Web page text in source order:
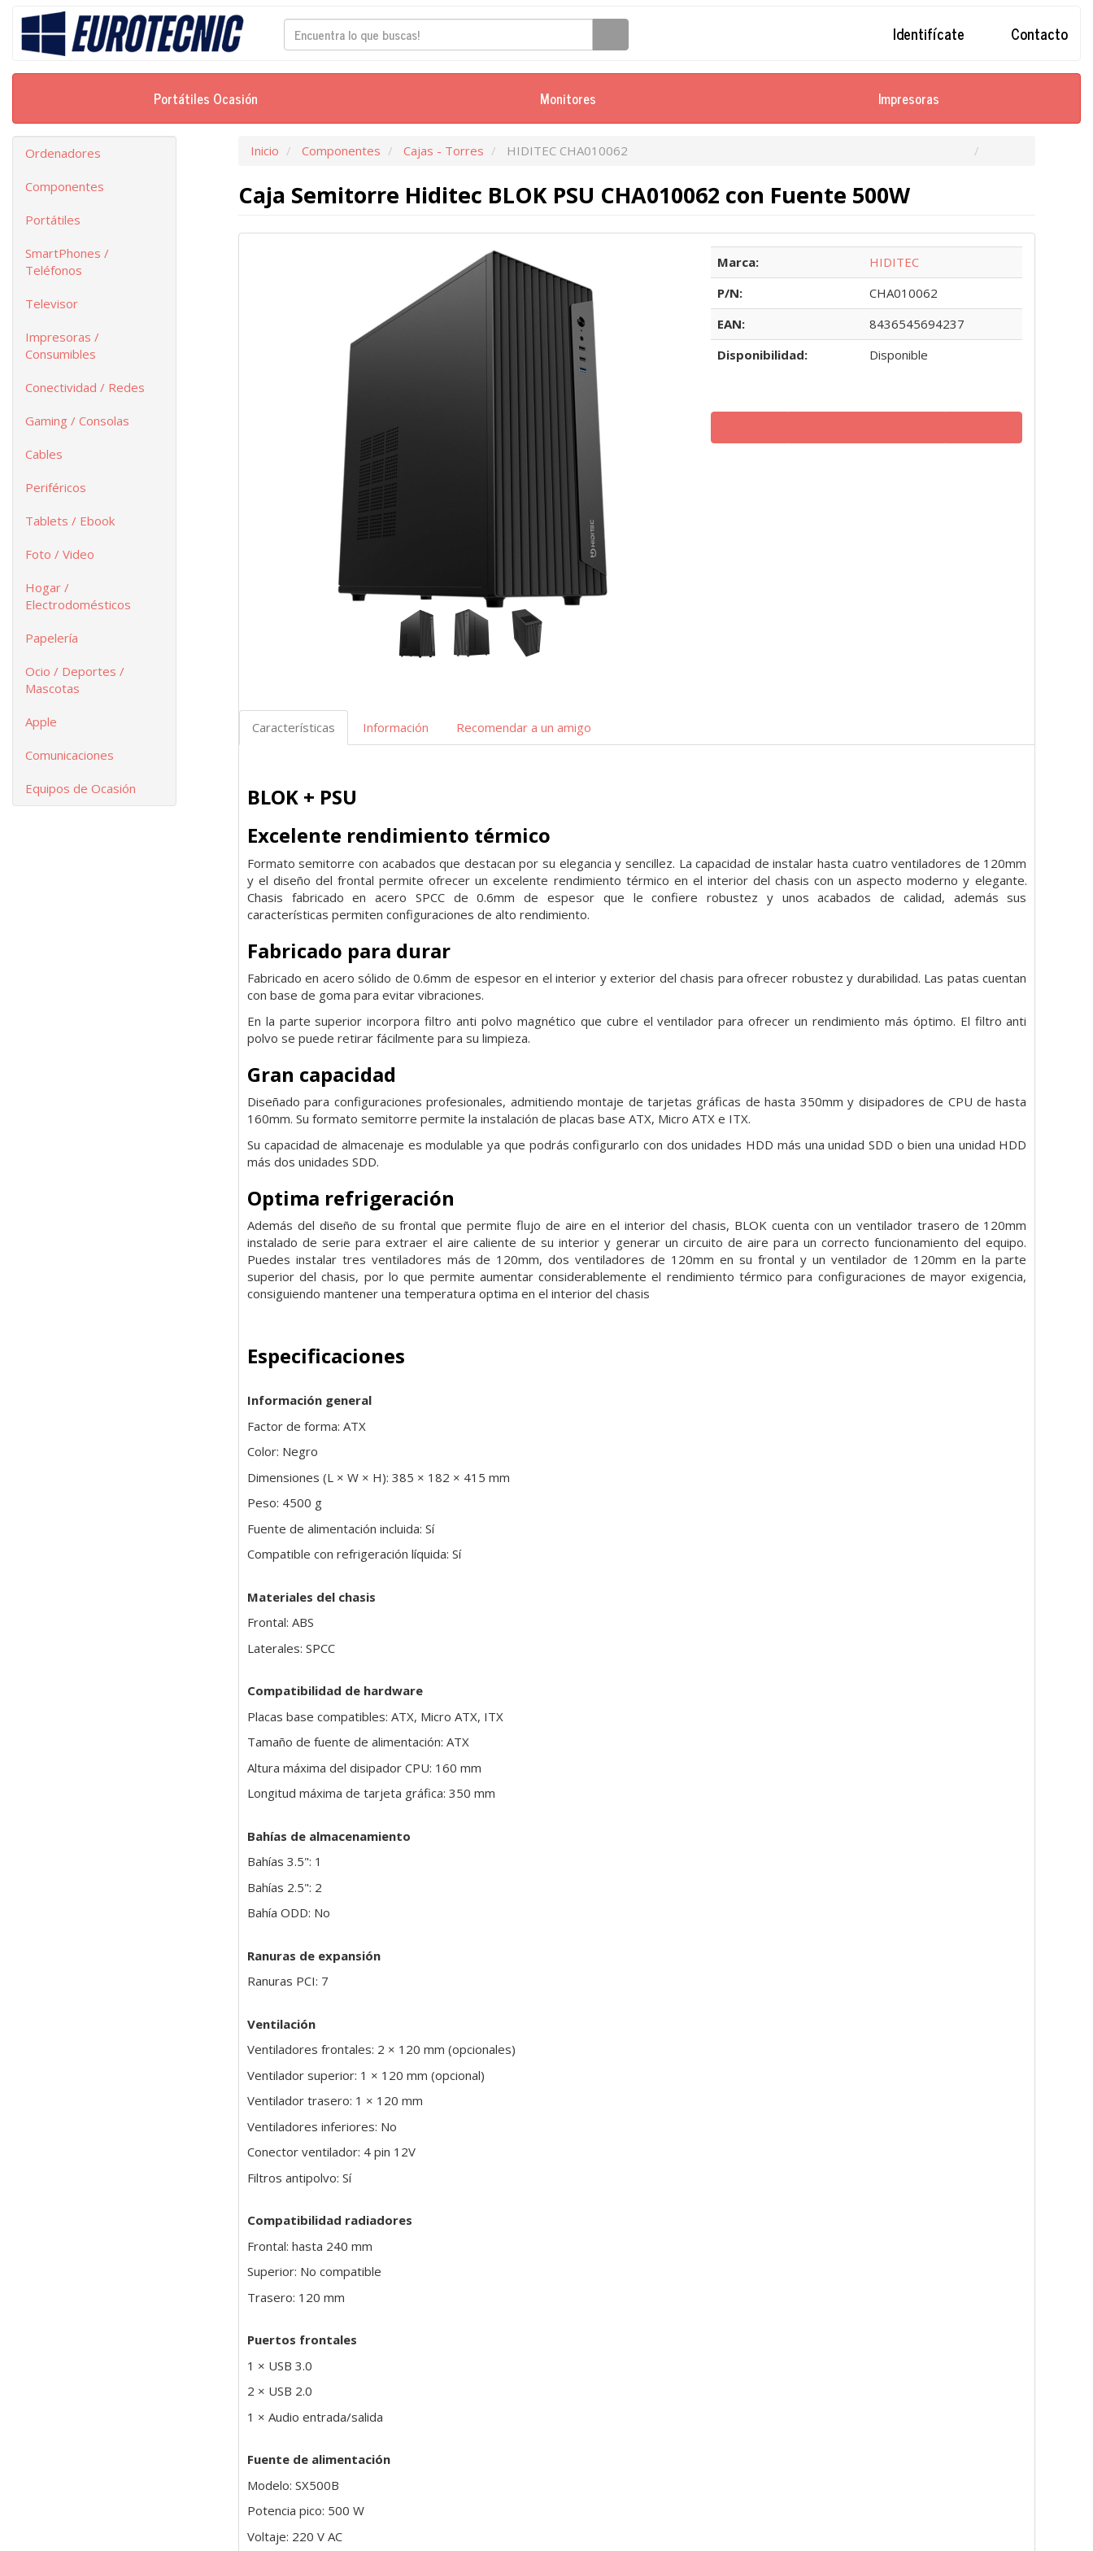
Identifícate Contacto
Portátiles Ocasión Monitores Impresoras
Ordenadores
Componentes
Portátiles
SmartPhones /
Teléfonos
Televisor
Impresoras /
Consumibles
Conectividad / Redes
Gaming / Consolas
Cables
Periféricos
Tablets / Ebook
Foto / Video
Hogar /
Electrodomésticos
Papelería
Ocio / Deportes /
Mascotas
Apple
Comunicaciones
Equipos de Ocasión
Inicio Componentes Cajas - Torres HIDITEC CHA010062
Caja Semitorre Hiditec BLOK PSU CHA010062 con Fuente 500W
Marca:
HIDITEC
P/N:
CHA010062
EAN:
8436545694237
Disponibilidad:
Disponible
Características Información Recomendar a un amigo
BLOK + PSU
Excelente rendimiento térmico
Formato semitorre con acabados que destacan por su elegancia y sencillez. Lacapacidad de instalar hasta cuatro ventiladores de 120mm
y el diseño del frontalpermite ofrecer un excelente rendimiento térmico en el interior del chasis con unaspecto moderno y elegante.
Chasis fabricado en acero SPCC de 0.6mm de espesor que le confiere robustez y unos acabados de calidad, además sus
características permiten configuraciones de alto rendimiento.
Fabricado para durar
Fabricado en acero sólido de 0.6mm de espesor en el interior y exterior del chasis para ofrecer robustez y durabilidad. Las patas cuentan
con base de goma para evitar vibraciones.
En la parte superior incorpora filtro anti polvo magnético que cubre el ventiladorpara ofrecer un rendimiento más óptimo. El filtro anti
polvo se puede retirar fácilmente para su limpieza.
Gran capacidad
Diseñado para configuraciones profesionales, admitiendo montaje de tarjetas gráficas de hasta 350mm y disipadores de CPU de hasta
160mm. Su formato semitorre permite la instalación de placas base ATX, Micro ATX e ITX.
Su capacidad de almacenaje es modulable ya que podrás configurarlo con dosunidades HDD más una unidad SDD o bien una unidad HDD
más dos unidades SDD.
Optima refrigeración
Además del diseño de su frontal que permite flujo de aire en el interior del chasis, BLOK cuenta con un ventilador trasero de 120mm
instalado de serie para extraer el aire caliente de su interior y generar un circuito de aire para un correctofuncionamiento del equipo.
Puedes instalar tres ventiladores más de 120mm, dosventiladores de 120mm en su frontal y un ventilador de 120mm en la parte
superiordel chasis, por lo que permite aumentar considerablemente el rendimiento térmicopara configuraciones de mayor exigencia,
consiguiendo mantener una temperatura optima en el interior del chasis
Especificaciones
Información general
Factor de forma: ATX
Color: Negro
Dimensiones (L × W × H): 385 × 182 × 415 mm
Peso: 4500 g
Fuente de alimentación incluida: Sí
Compatible con refrigeración líquida: Sí
Materiales del chasis
Frontal: ABS
Laterales: SPCC
Compatibilidad de hardware
Placas base compatibles: ATX, Micro ATX, ITX
Tamaño de fuente de alimentación: ATX
Altura máxima del disipador CPU: 160 mm
Longitud máxima de tarjeta gráfica: 350 mm
Bahías de almacenamiento
Bahías 3.5": 1
Bahías 2.5": 2
Bahía ODD: No
Ranuras de expansión
Ranuras PCI: 7
Ventilación
Ventiladores frontales: 2 × 120 mm (opcionales)
Ventilador superior: 1 × 120 mm (opcional)
Ventilador trasero: 1 × 120 mm
Ventiladores inferiores: No
Conector ventilador: 4 pin 12V
Filtros antipolvo: Sí
Compatibilidad radiadores
Frontal: hasta 240 mm
Superior: No compatible
Trasero: 120 mm
Puertos frontales
1 × USB 3.0
2 × USB 2.0
1 × Audio entrada/salida
Fuente de alimentación
Modelo: SX500B
Potencia pico: 500 W
Voltaje: 220 V AC